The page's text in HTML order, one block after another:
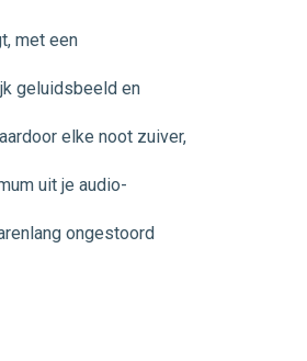
met een
geluidsbeeld en
elke noot zuiver,
uit je audio-
ongestoord